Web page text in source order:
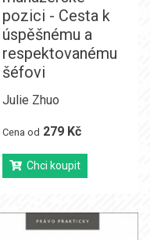
pozici - Cesta k
úspěšnému a
respektovanému
šéfovi
Julie Zhuo
Cena od 279 Kč
Chci koupit